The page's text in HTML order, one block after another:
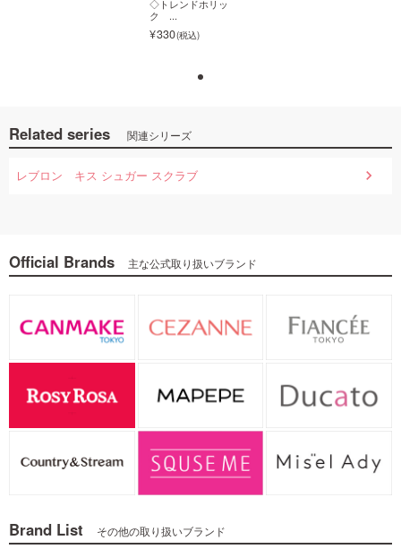
◇トレンドホリッ
ク ...
330
ク ...
Related series 関連シリーズ
レブロン キス シュガー スクラブ
Official Brands 主な公式取り扱いブランド
Brand List その他の取り扱いブランド